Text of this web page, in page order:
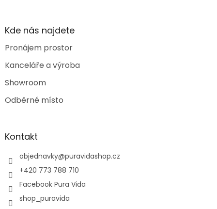
Kde nás najdete
Pronájem prostor
Kanceláře a výroba
Showroom
Odběrné místo
Kontakt
objednavky@puravidashop.cz
+420 773 788 710
Facebook Pura Vida
shop_puravida